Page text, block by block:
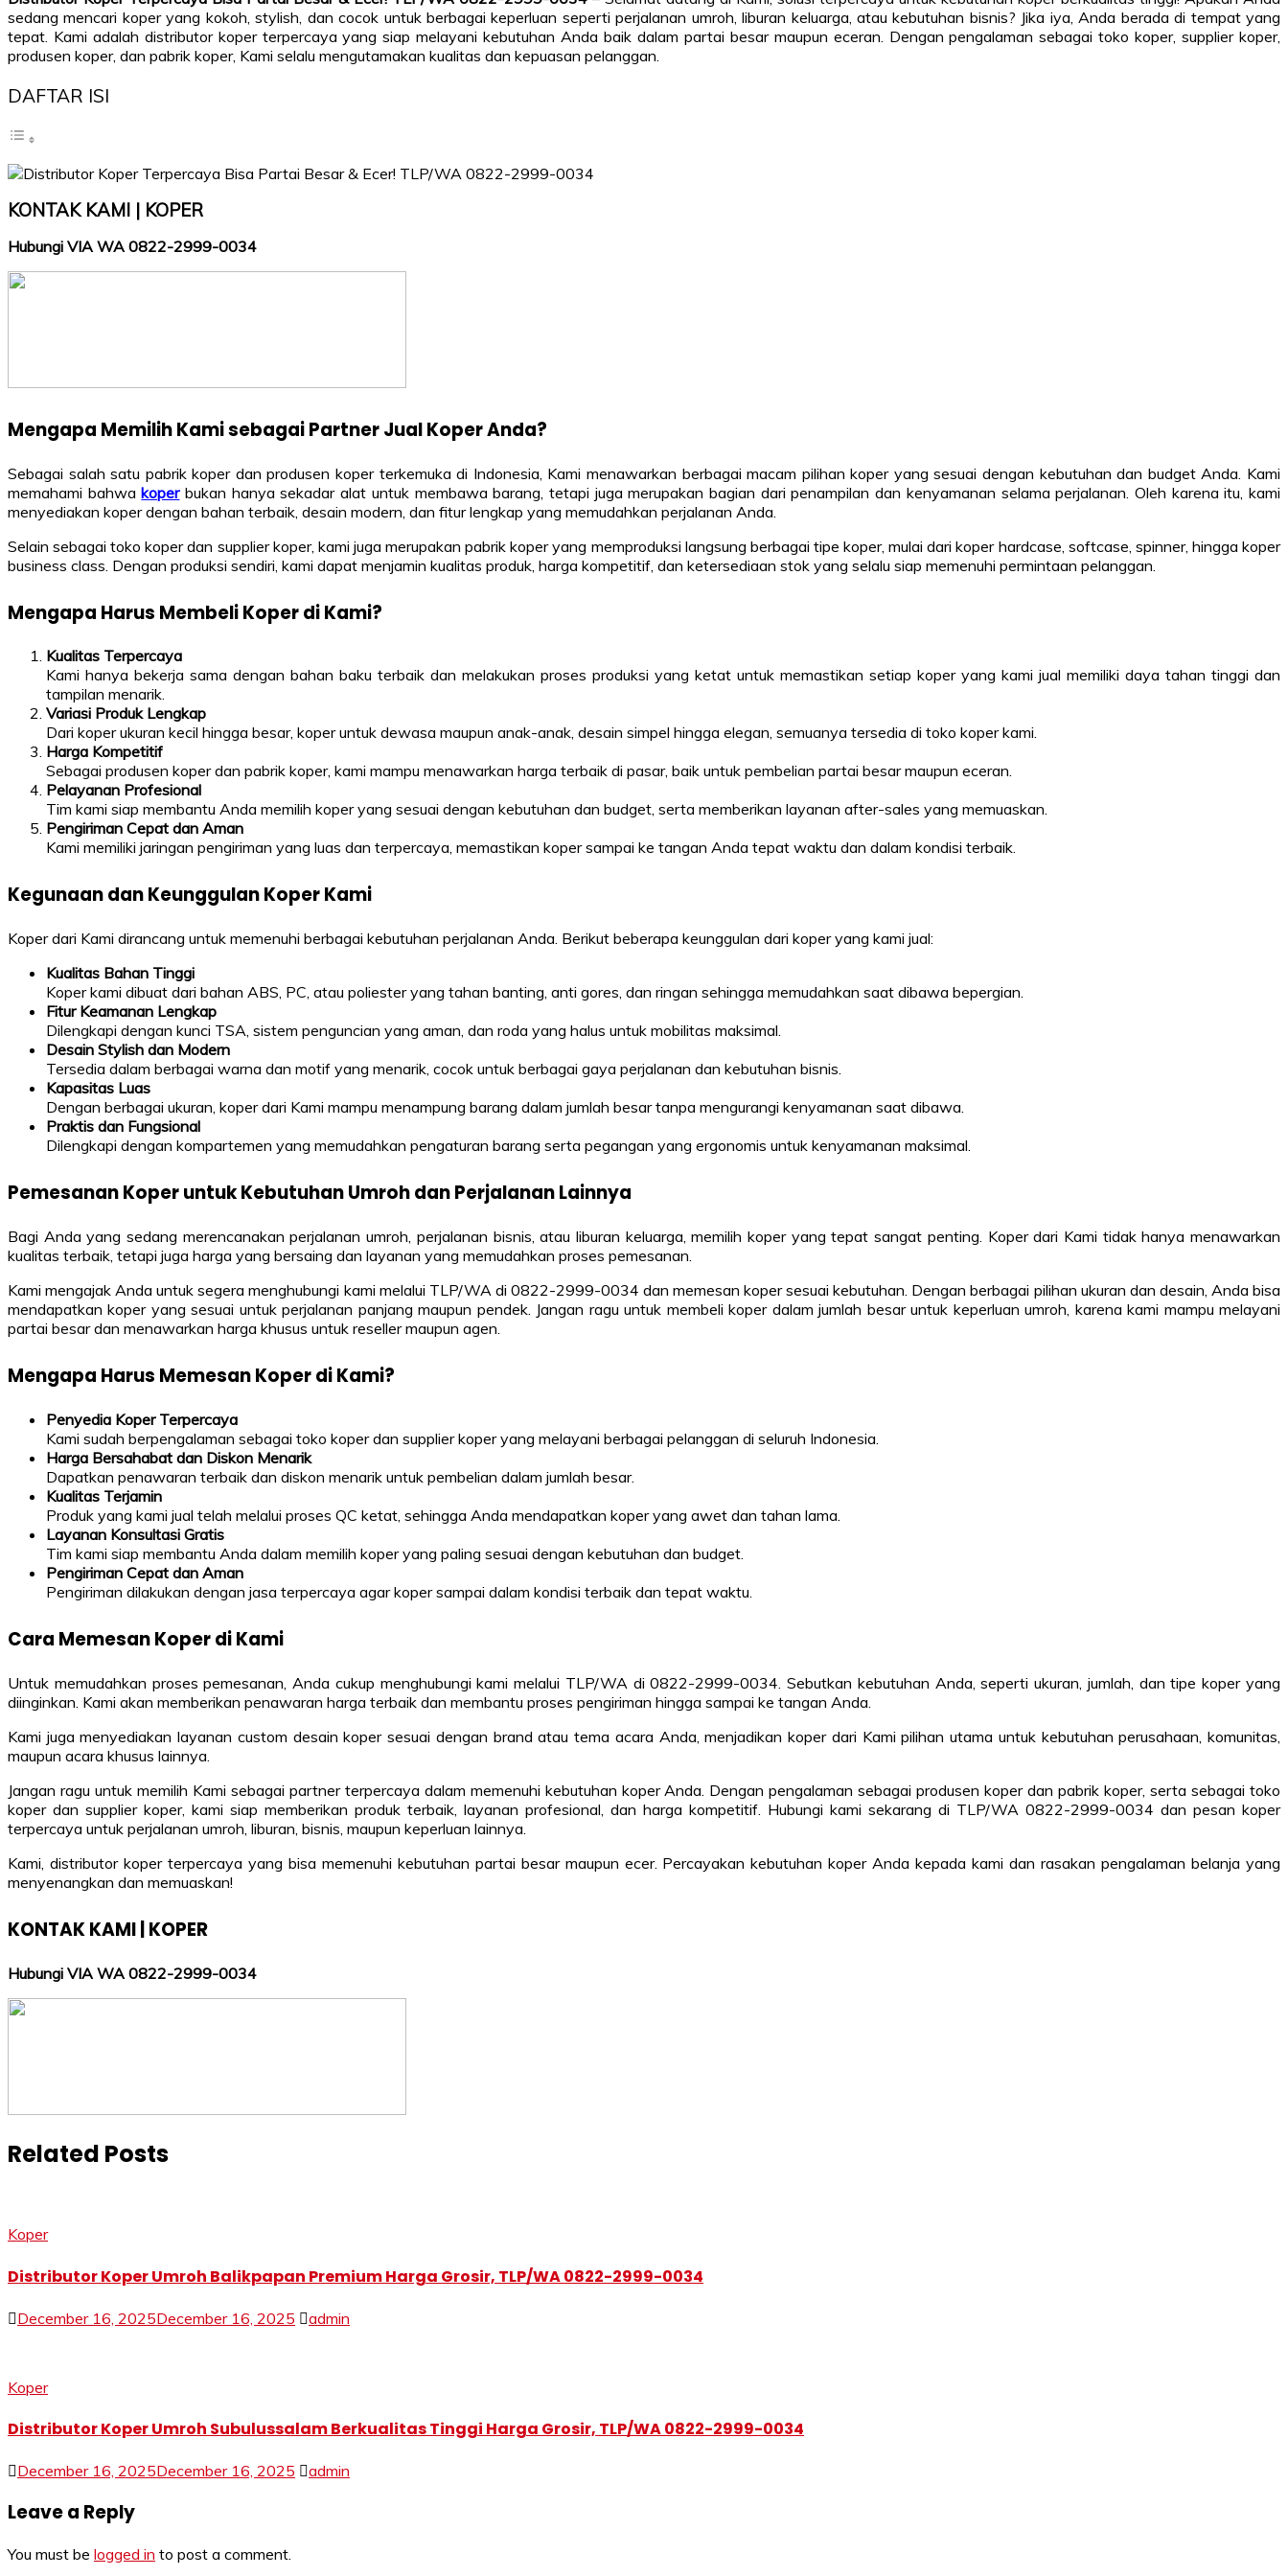
sedang mencari koper yang kokoh, stylish, dan cocok untuk berbagai keperluan seperti perjalanan umroh, liburan keluarga, atau kebutuhan bisnis? Jika iya, Anda berada di tempat yang
tepat. Kami adalah distributor koper terpercaya yang siap melayani kebutuhan Anda baik dalam partai besar maupun eceran. Dengan pengalaman sebagai toko koper, supplier koper,
produsen koper, dan pabrik koper, Kami selalu mengutamakan kualitas dan kepuasan pelanggan.
DAFTAR ISI
KONTAK KAMI | KOPER
Hubungi VIA WA 0822-2999-0034
Mengapa Memilih Kami sebagai Partner Jual Koper Anda?
Sebagai salah satu pabrik koper dan produsen koper terkemuka di Indonesia, Kami menawarkan berbagai macam pilihan koper yang sesuai dengan kebutuhan dan budget Anda. Kami
memahami bahwakoperbukan hanya sekadar alat untuk membawa barang, tetapi juga merupakan bagian dari penampilan dan kenyamanan selama perjalanan. Oleh karena itu, kami
menyediakan koper dengan bahan terbaik, desain modern, dan fitur lengkap yang memudahkan perjalanan Anda.
Selain sebagai toko koper dan supplier koper, kami juga merupakan pabrik koper yang memproduksi langsung berbagai tipe koper, mulai dari koper hardcase, softcase, spinner, hingga koper
business class. Dengan produksi sendiri, kami dapat menjamin kualitas produk, harga kompetitif, dan ketersediaan stok yang selalu siap memenuhi permintaan pelanggan.
Mengapa Harus Membeli Koper di Kami?
Kualitas Terpercaya
Kami hanya bekerja sama dengan bahan baku terbaik dan melakukan proses produksi yang ketat untuk memastikan setiap koper yang kami jual memiliki daya tahan tinggi dan
tampilan menarik.
Variasi Produk Lengkap
Dari koper ukuran kecil hingga besar, koper untuk dewasa maupun anak-anak, desain simpel hingga elegan, semuanya tersedia di toko koper kami.
Harga Kompetitif
Sebagai produsen koper dan pabrik koper, kami mampu menawarkan harga terbaik di pasar, baik untuk pembelian partai besar maupun eceran.
Pelayanan Profesional
Tim kami siap membantu Anda memilih koper yang sesuai dengan kebutuhan dan budget, serta memberikan layanan after-sales yang memuaskan.
Pengiriman Cepat dan Aman
Kami memiliki jaringan pengiriman yang luas dan terpercaya, memastikan koper sampai ke tangan Anda tepat waktu dan dalam kondisi terbaik.
Kegunaan dan Keunggulan Koper Kami
Koper dari Kami dirancang untuk memenuhi berbagai kebutuhan perjalanan Anda. Berikut beberapa keunggulan dari koper yang kami jual:
Kualitas Bahan Tinggi
Koper kami dibuat dari bahan ABS, PC, atau poliester yang tahan banting, anti gores, dan ringan sehingga memudahkan saat dibawa bepergian.
Fitur Keamanan Lengkap
Dilengkapi dengan kunci TSA, sistem penguncian yang aman, dan roda yang halus untuk mobilitas maksimal.
Desain Stylish dan Modern
Tersedia dalam berbagai warna dan motif yang menarik, cocok untuk berbagai gaya perjalanan dan kebutuhan bisnis.
Kapasitas Luas
Dengan berbagai ukuran, koper dari Kami mampu menampung barang dalam jumlah besar tanpa mengurangi kenyamanan saat dibawa.
Praktis dan Fungsional
Dilengkapi dengan kompartemen yang memudahkan pengaturan barang serta pegangan yang ergonomis untuk kenyamanan maksimal.
Pemesanan Koper untuk Kebutuhan Umroh dan Perjalanan Lainnya
Bagi Anda yang sedang merencanakan perjalanan umroh, perjalanan bisnis, atau liburan keluarga, memilih koper yang tepat sangat penting. Koper dari Kami tidak hanya menawarkan
kualitas terbaik, tetapi juga harga yang bersaing dan layanan yang memudahkan proses pemesanan.
Kami mengajak Anda untuk segera menghubungi kami melalui TLP/WA di 0822-2999-0034 dan memesan koper sesuai kebutuhan. Dengan berbagai pilihan ukuran dan desain, Anda bisa
mendapatkan koper yang sesuai untuk perjalanan panjang maupun pendek. Jangan ragu untuk membeli koper dalam jumlah besar untuk keperluan umroh, karena kami mampu melayani
partai besar dan menawarkan harga khusus untuk reseller maupun agen.
Mengapa Harus Memesan Koper di Kami?
Penyedia Koper Terpercaya
Kami sudah berpengalaman sebagai toko koper dan supplier koper yang melayani berbagai pelanggan di seluruh Indonesia.
Harga Bersahabat dan Diskon Menarik
Dapatkan penawaran terbaik dan diskon menarik untuk pembelian dalam jumlah besar.
Kualitas Terjamin
Produk yang kami jual telah melalui proses QC ketat, sehingga Anda mendapatkan koper yang awet dan tahan lama.
Layanan Konsultasi Gratis
Tim kami siap membantu Anda dalam memilih koper yang paling sesuai dengan kebutuhan dan budget.
Pengiriman Cepat dan Aman
Pengiriman dilakukan dengan jasa terpercaya agar koper sampai dalam kondisi terbaik dan tepat waktu.
Cara Memesan Koper di Kami
Untuk memudahkan proses pemesanan, Anda cukup menghubungi kami melalui TLP/WA di 0822-2999-0034. Sebutkan kebutuhan Anda, seperti ukuran, jumlah, dan tipe koper yang
diinginkan. Kami akan memberikan penawaran harga terbaik dan membantu proses pengiriman hingga sampai ke tangan Anda.
Kami juga menyediakan layanan custom desain koper sesuai dengan brand atau tema acara Anda, menjadikan koper dari Kami pilihan utama untuk kebutuhan perusahaan, komunitas,
maupun acara khusus lainnya.
Jangan ragu untuk memilih Kami sebagai partner terpercaya dalam memenuhi kebutuhan koper Anda. Dengan pengalaman sebagai produsen koper dan pabrik koper, serta sebagai toko
koper dan supplier koper, kami siap memberikan produk terbaik, layanan profesional, dan harga kompetitif. Hubungi kami sekarang di TLP/WA 0822-2999-0034 dan pesan koper
terpercaya untuk perjalanan umroh, liburan, bisnis, maupun keperluan lainnya.
Kami, distributor koper terpercaya yang bisa memenuhi kebutuhan partai besar maupun ecer. Percayakan kebutuhan koper Anda kepada kami dan rasakan pengalaman belanja yang
menyenangkan dan memuaskan!
KONTAK KAMI | KOPER
Hubungi VIA WA 0822-2999-0034
Related Posts
Koper
Distributor Koper Umroh Balikpapan Premium Harga Grosir, TLP/WA 0822-2999-0034
December 16, 2025December 16, 2025 admin
Koper
Distributor Koper Umroh Subulussalam Berkualitas Tinggi Harga Grosir, TLP/WA 0822-2999-0034
December 16, 2025December 16, 2025 admin
Leave a Reply
You must be logged in to post a comment.